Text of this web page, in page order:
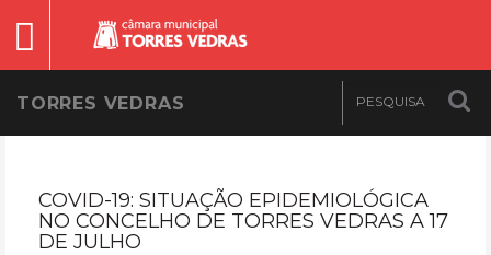
TORRES VEDRAS
COVID-19: SITUAÇÃO EPIDEMIOLÓGICA
NO CONCELHO DE TORRES VEDRAS A 17
DE JULHO